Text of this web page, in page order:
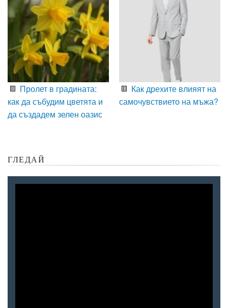
Пролет в градината:
как да събудим цветята и
да създадем зелен оазис
Как дрехите влияят на
самочувствието на мъжа?
ГЛЕДАЙ